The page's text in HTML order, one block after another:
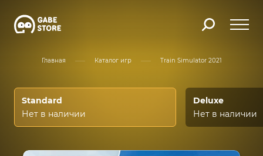
Главная Каталог игр Train Simulator 2021
Standard
Нет в наличии
Deluxe
Нет в наличии